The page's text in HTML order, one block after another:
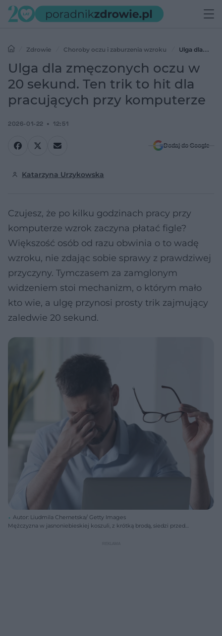
Zdrowie Choroby oczu i zaburzenia wzroku
Ulga dla
zmęczonych oczu w 20 sekund. Ten trik to hit dla pracujących przy
komputerze
Ulga dla zmęczonych oczu w
20 sekund. Ten trik to hit dla
pracujących przy komputerze
2026-01-22 12:51
Dodaj do Google
Katarzyna Urzykowska
Czujesz, że po kilku godzinach pracy przy
komputerze wzrok zaczyna płatać figle?
Większość osób od razu obwinia o to wadę
wzroku, nie zdając sobie sprawy z prawdziwej
przyczyny. Tymczasem za zamglonym
widzeniem stoi mechanizm, o którym mało
kto wie, a ulgę przynosi prosty trik zajmujący
zaledwie 20 sekund.
Autor: Liudmila Chernetska/ Getty Images
Mężczyzna w jasnoniebieskiej koszuli, z krótką brodą, siedzi przed
zmęczenie lub ból oczu. W lewej ręce trzyma okulary. Taki gest może